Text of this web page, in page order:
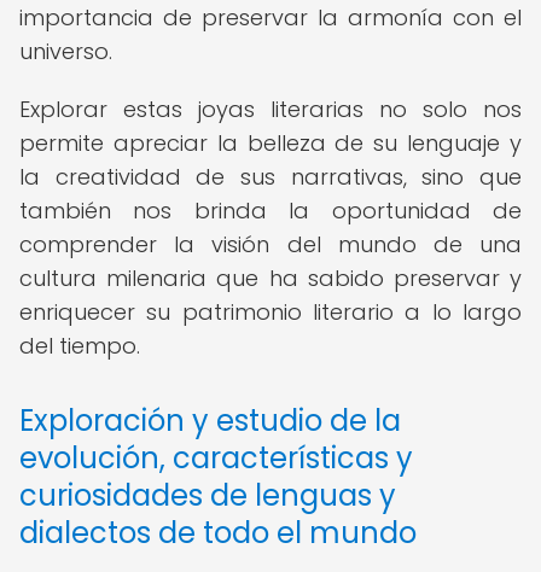
importancia de preservar la armonía con el
universo.
Explorar estas joyas literarias no solo nos
permite apreciar la belleza de su lenguaje y
la creatividad de sus narrativas, sino que
también nos brinda la oportunidad de
comprender la visión del mundo de una
cultura milenaria que ha sabido preservar y
enriquecer su patrimonio literario a lo largo
del tiempo.
Exploración y estudio de la
evolución, características y
curiosidades de lenguas y
dialectos de todo el mundo